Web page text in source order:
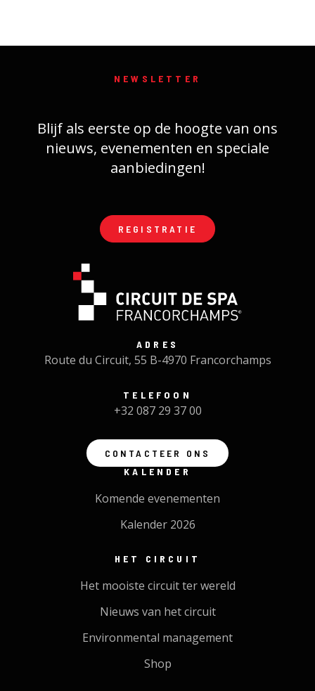
NEWSLETTER
Blijf als eerste op de hoogte van ons
nieuws, evenementen en speciale
aanbiedingen!
REGISTRATIE
ADRES
Route du Circuit, 55 B-4970 Francorchamps
TELEFOON
+32 087 29 37 00
CONTACTEER ONS
KALENDER
Komende evenementen
Kalender 2026
HET CIRCUIT
Het mooiste circuit ter wereld
Nieuws van het circuit
Environmental management
Shop